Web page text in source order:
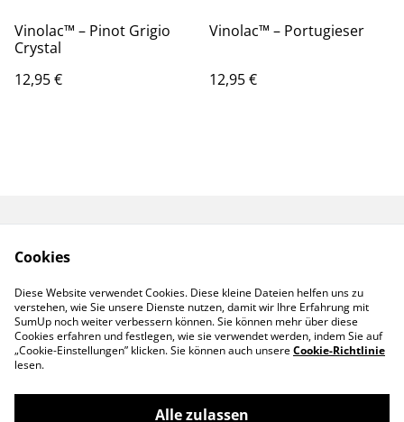
Vinolac™️ – Pinot Grigio
Crystal
12,95 €
Vinolac™️ – Portugieser
12,95 €
Geschäftsbedingung
en
Cookies
Diese Website verwendet Cookies. Diese kleine Dateien helfen uns zu
verstehen, wie Sie unsere Dienste nutzen, damit wir Ihre Erfahrung mit
SumUp noch weiter verbessern können. Sie können mehr über diese
Cookies erfahren und festlegen, wie sie verwendet werden, indem Sie auf
„Cookie-Einstellungen” klicken. Sie können auch unsereCookie-Richtlinie
lesen.
Alle zulassen